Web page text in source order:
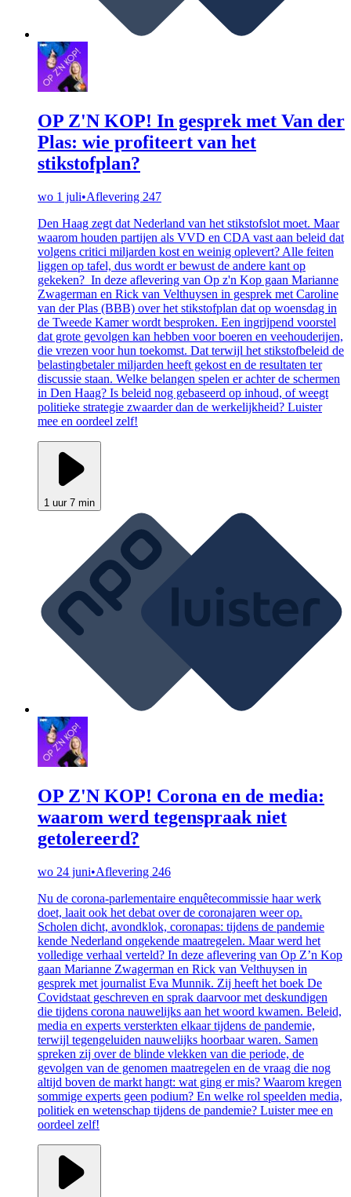
OP Z'N KOP! In gesprek met Van der
Plas: wie profiteert van het
stikstofplan?
wo 1 juli•Aflevering 247
Den Haag zegt dat Nederland van het stikstofslot moet. Maar
waarom houden partijen als VVD en CDA vast aan beleid dat
volgens critici miljarden kost en weinig oplevert? Alle feiten
liggen op tafel, dus wordt er bewust de andere kant op
gekeken? In deze aflevering van Op z'n Kop gaan Marianne
Zwagerman en Rick van Velthuysen in gesprek met Caroline
van der Plas (BBB) over het stikstofplan dat op woensdag in
de Tweede Kamer wordt besproken. Een ingrijpend voorstel
dat grote gevolgen kan hebben voor boeren en veehouderijen,
die vrezen voor hun toekomst. Dat terwijl het stikstofbeleid de
belastingbetaler miljarden heeft gekost en de resultaten ter
discussie staan. Welke belangen spelen er achter de schermen
in Den Haag? Is beleid nog gebaseerd op inhoud, of weegt
politieke strategie zwaarder dan de werkelijkheid? Luister
mee en oordeel zelf!
1 uur 7 min
OP Z'N KOP! Corona en de media:
waarom werd tegenspraak niet
getolereerd?
wo 24 juni•Aflevering 246
Nu de corona-parlementaire enquêtecommissie haar werk
doet, laait ook het debat over de coronajaren weer op.
Scholen dicht, avondklok, coronapas: tijdens de pandemie
kende Nederland ongekende maatregelen. Maar werd het
volledige verhaal verteld? In deze aflevering van Op Z’n Kop
gaan Marianne Zwagerman en Rick van Velthuysen in
gesprek met journalist Eva Munnik. Zij heeft het boek De
Covidstaat geschreven en sprak daarvoor met deskundigen
die tijdens corona nauwelijks aan het woord kwamen. Beleid,
media en experts versterkten elkaar tijdens de pandemie,
terwijl tegengeluiden nauwelijks hoorbaar waren. Samen
spreken zij over de blinde vlekken van die periode, de
gevolgen van de genomen maatregelen en de vraag die nog
altijd boven de markt hangt: wat ging er mis? Waarom kregen
sommige experts geen podium? En welke rol speelden media,
politiek en wetenschap tijdens de pandemie? Luister mee en
oordeel zelf!